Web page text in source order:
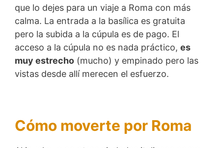
que lo dejes para un viaje a Roma con más
calma. La entrada a la basílica es gratuita
pero la subida a la cúpula es de pago. El
acceso a la cúpula no es nada práctico, es
muy estrecho (mucho) y empinado pero las
vistas desde allí merecen el esfuerzo.
Cómo moverte por Roma